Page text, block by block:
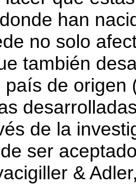
han
no solo
también
de
de la
ser
&